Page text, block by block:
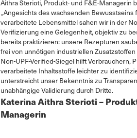
Aithra Sterioti, Produkt- und F&E-Managerin
„Angesichts des wachsenden Bewusstseins
verarbeitete Lebensmittel sahen wir in der
Verifizierung eine Gelegenheit, objektiv zu
bereits praktizieren: unsere Rezepturen
frei von unnötigen industriellen Zusatzstoffen
Non-UPF-Verified-Siegel hilft Verbrauchern,
verarbeitete Inhaltsstoffe leichter zu
unterstreicht unser Bekenntnis zu
unabhängige Validierung durch Dritte.
Katerina Aithra Sterioti –
Managerin